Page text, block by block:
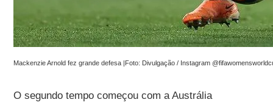
Mackenzie Arnold fez grande defesa |Foto: Divulgação / Instagram
O segundo tempo começou com a Austrália